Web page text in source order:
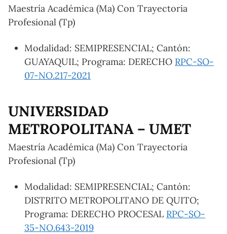
Maestría Académica (Ma) Con Trayectoria
Profesional (Tp)
Modalidad: SEMIPRESENCIAL; Cantón:
GUAYAQUIL; Programa: DERECHO RPC-SO-
07-NO.217-2021
UNIVERSIDAD
METROPOLITANA – UMET
Maestría Académica (Ma) Con Trayectoria
Profesional (Tp)
Modalidad: SEMIPRESENCIAL; Cantón:
DISTRITO METROPOLITANO DE QUITO;
Programa: DERECHO PROCESAL RPC-SO-
35-NO.643-2019